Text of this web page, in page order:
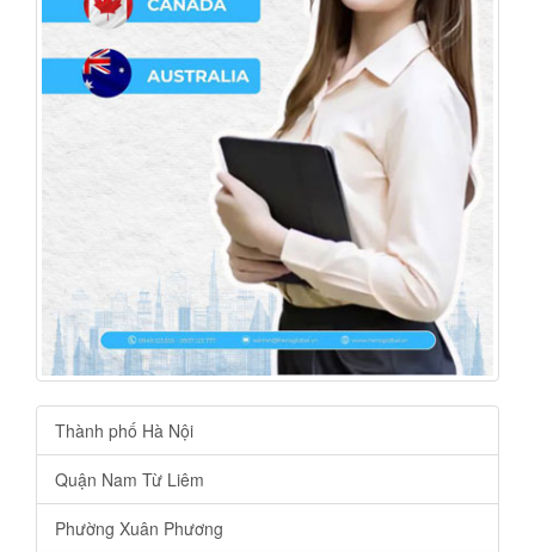
Thành phố Hà Nội
Quận Nam Từ Liêm
Phường Xuân Phương